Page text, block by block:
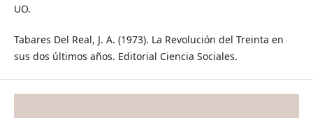
UO.
Tabares Del Real, J. A. (1973). La Revolución del Treinta en
sus dos últimos años. Editorial Ciencia Sociales.